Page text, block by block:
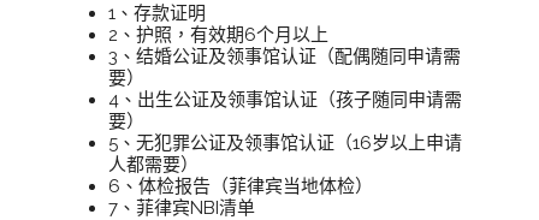
1、存款证明
2、护照，有效期6个月以上
3、结婚公证及领事馆认证（配偶随同申请需
要）
4、出生公证及领事馆认证（孩子随同申请需
要）
5、无犯罪公证及领事馆认证（16岁以上申请
人都需要）
6、体检报告（菲律宾当地体检）
7、菲律宾NBI清单